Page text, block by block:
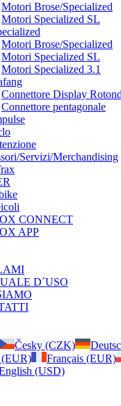
Motori Brose/Specialized
Motori Specialized SL
Motori Brose/Specialized
Motori Specialized SL
Motori Specialized 3.1
Connettore Display
Connettore pentagonale
Servizi/Merchandising
CONNECT
APP
D´USO
Česky (CZK)
(EUR) Français (EUR)
(USD)